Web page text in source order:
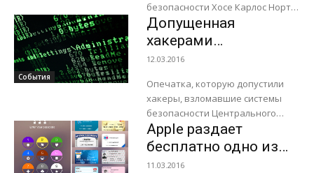
безопасности Хосе Карлос Норте
выявил пару новых методов
деанонимизации пользователей
Tor. Методы предполагают
выявление с помощью JavaScript
«уникального отпечатка»...
События
Допущенная
хакерами
орфографическая
Центробанк
Бангладеш от потери
более 800 млн.
долларов
12.03.2016
Опечатка, которую допустили
хакеры, взломавшие системы
безопасности Центрального
банка республики Бангладеш,
помогла предотвратить кражу
более 800 млн. долларов. В
Apple раздает
бесплатно одно из
лучших приложений
11.03.2016